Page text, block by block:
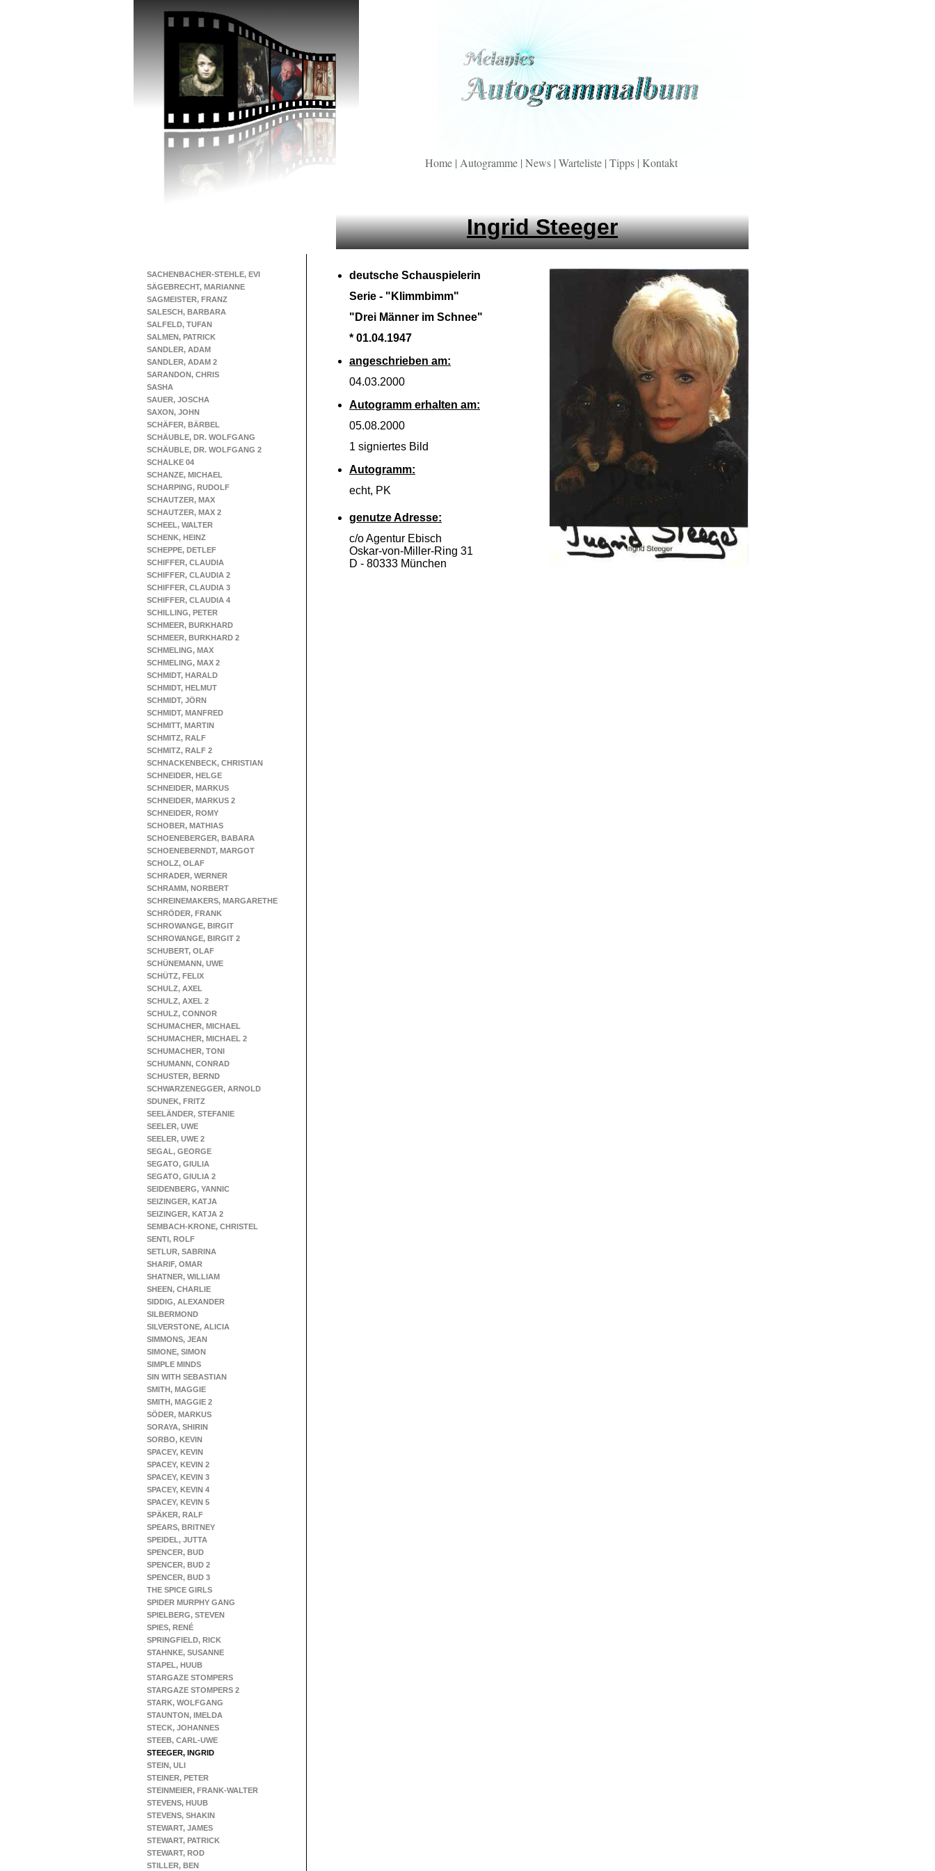
SACHENBACHER-STEHLE, EVI
SÄGEBRECHT, MARIANNE
SAGMEISTER, FRANZ
SALESCH, BARBARA
SALFELD, TUFAN
SALMEN, PATRICK
SANDLER, ADAM
SANDLER, ADAM 2
SARANDON, CHRIS
SASHA
SAUER, JOSCHA
SAXON, JOHN
SCHÄFER, BÄRBEL
SCHÄUBLE, DR. WOLFGANG
SCHÄUBLE, DR. WOLFGANG 2
SCHALKE 04
SCHANZE, MICHAEL
SCHARPING, RUDOLF
SCHAUTZER, MAX
SCHAUTZER, MAX 2
SCHEEL, WALTER
SCHENK, HEINZ
SCHEPPE, DETLEF
SCHIFFER, CLAUDIA
SCHIFFER, CLAUDIA 2
SCHIFFER, CLAUDIA 3
SCHIFFER, CLAUDIA 4
SCHILLING, PETER
SCHMEER, BURKHARD
SCHMEER, BURKHARD 2
SCHMELING, MAX
SCHMELING, MAX 2
SCHMIDT, HARALD
SCHMIDT, HELMUT
SCHMIDT, JÖRN
SCHMIDT, MANFRED
SCHMITT, MARTIN
SCHMITZ, RALF
SCHMITZ, RALF 2
SCHNACKENBECK, CHRISTIAN
SCHNEIDER, HELGE
SCHNEIDER, MARKUS
SCHNEIDER, MARKUS 2
SCHNEIDER, ROMY
SCHOBER, MATHIAS
SCHOENEBERGER, BABARA
SCHOENEBERNDT, MARGOT
SCHOLZ, OLAF
SCHRADER, WERNER
SCHRAMM, NORBERT
SCHREINEMAKERS, MARGARETHE
SCHRÖDER, FRANK
SCHROWANGE, BIRGIT
SCHROWANGE, BIRGIT 2
SCHUBERT, OLAF
SCHÜNEMANN, UWE
SCHÜTZ, FELIX
SCHULZ, AXEL
SCHULZ, AXEL 2
SCHULZ, CONNOR
SCHUMACHER, MICHAEL
SCHUMACHER, MICHAEL 2
SCHUMACHER, TONI
SCHUMANN, CONRAD
SCHUSTER, BERND
SCHWARZENEGGER, ARNOLD
SDUNEK, FRITZ
SEELÄNDER, STEFANIE
SEELER, UWE
SEELER, UWE 2
SEGAL, GEORGE
SEGATO, GIULIA
SEGATO, GIULIA 2
SEIDENBERG, YANNIC
SEIZINGER, KATJA
SEIZINGER, KATJA 2
SEMBACH-KRONE, CHRISTEL
SENTI, ROLF
SETLUR, SABRINA
SHARIF, OMAR
SHATNER, WILLIAM
SHEEN, CHARLIE
SIDDIG, ALEXANDER
SILBERMOND
SILVERSTONE, ALICIA
SIMMONS, JEAN
SIMONE, SIMON
SIMPLE MINDS
SIN WITH SEBASTIAN
SMITH, MAGGIE
SMITH, MAGGIE 2
SÖDER, MARKUS
SORAYA, SHIRIN
SORBO, KEVIN
SPACEY, KEVIN
SPACEY, KEVIN 2
SPACEY, KEVIN 3
SPACEY, KEVIN 4
SPACEY, KEVIN 5
SPÄKER, RALF
SPEARS, BRITNEY
SPEIDEL, JUTTA
SPENCER, BUD
SPENCER, BUD 2
SPENCER, BUD 3
THE SPICE GIRLS
SPIDER MURPHY GANG
SPIELBERG, STEVEN
SPIES, RENÉ
SPRINGFIELD, RICK
STAHNKE, SUSANNE
STAPEL, HUUB
STARGAZE STOMPERS
STARGAZE STOMPERS 2
STARK, WOLFGANG
STAUNTON, IMELDA
STECK, JOHANNES
STEEB, CARL-UWE
STEEGER, INGRID
STEIN, ULI
STEINER, PETER
STEINMEIER, FRANK-WALTER
STEVENS, HUUB
STEVENS, SHAKIN
STEWART, JAMES
STEWART, PATRICK
STEWART, ROD
STILLER, BEN
Ingrid Steeger
deutsche Schauspielerin
Serie - "Klimmbimm"
"Drei Männer im Schnee"
* 01.04.1947
angeschrieben am:
04.03.2000
Autogramm erhalten am:
05.08.2000
1 signiertes Bild
Autogramm:
echt, PK
genutze Adresse:
c/o Agentur Ebisch
Oskar-von-Miller-Ring 31
D - 80333 München
Home | Autogramme | News | Warteliste | Tipps | Kontakt